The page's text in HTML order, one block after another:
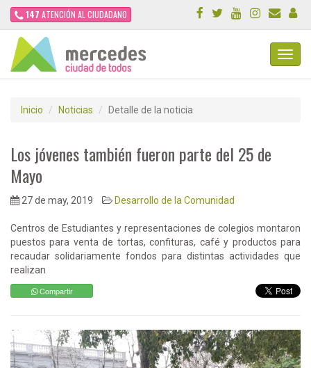
147 ATENCIÓN AL CIUDADANO
Inicio Noticias Detalle de la noticia
Los jóvenes también fueron parte del 25 de
Mayo
27 de may, 2019 Desarrollo de la Comunidad
Centros de Estudiantes y representaciones de colegios montaron
puestos para venta de tortas, confituras, café y productos para
recaudar solidariamente fondos para distintas actividades que
realizan
Compartir